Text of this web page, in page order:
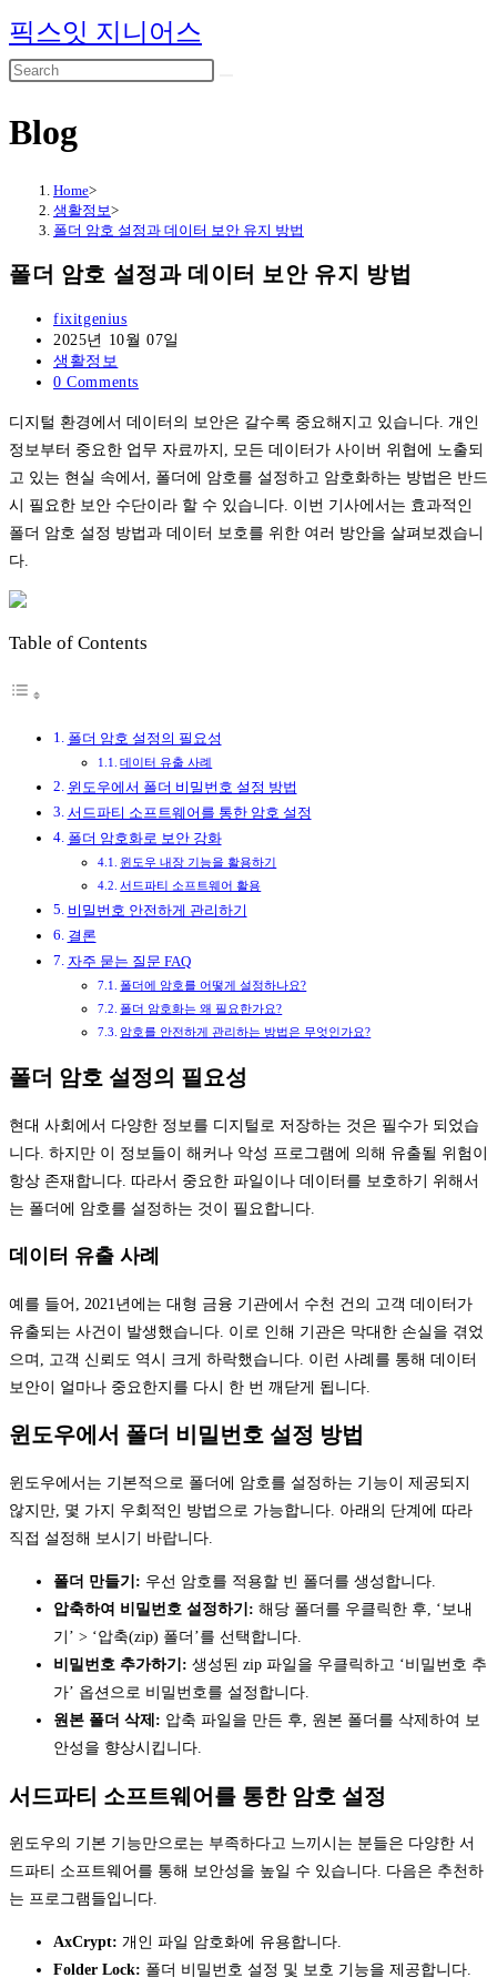
Skip
to
content
픽스잇 지니어스
Blog
Home>
생활정보>
폴더 암호 설정과 데이터 보안 유지 방법
폴더 암호 설정과 데이터 보안 유지 방법
Post
author:
fixitgenius
Post
published:
2025년 10월 07일
Post
category:
생활정보
Post
0 Comments
디지털 환경에서 데이터의 보안은 갈수록 중요해지고 있습니다. 개인
정보부터 중요한 업무 자료까지, 모든 데이터가 사이버 위협에 노출되
고 있는 현실 속에서, 폴더에 암호를 설정하고 암호화하는 방법은 반드
시 필요한 보안 수단이라 할 수 있습니다. 이번 기사에서는 효과적인
폴더 암호 설정 방법과 데이터 보호를 위한 여러 방안을 살펴보겠습니
다.
Table of Contents
폴더 암호 설정의 필요성
데이터 유출 사례
윈도우에서 폴더 비밀번호 설정 방법
서드파티 소프트웨어를 통한 암호 설정
폴더 암호화로 보안 강화
윈도우 내장 기능을 활용하기
서드파티 소프트웨어 활용
비밀번호 안전하게 관리하기
결론
자주 묻는 질문 FAQ
폴더에 암호를 어떻게 설정하나요?
폴더 암호화는 왜 필요한가요?
암호를 안전하게 관리하는 방법은 무엇인가요?
폴더 암호 설정의 필요성
현대 사회에서 다양한 정보를 디지털로 저장하는 것은 필수가 되었습
니다. 하지만 이 정보들이 해커나 악성 프로그램에 의해 유출될 위험이
항상 존재합니다. 따라서 중요한 파일이나 데이터를 보호하기 위해서
는 폴더에 암호를 설정하는 것이 필요합니다.
데이터 유출 사례
예를 들어, 2021년에는 대형 금융 기관에서 수천 건의 고객 데이터가
유출되는 사건이 발생했습니다. 이로 인해 기관은 막대한 손실을 겪었
으며, 고객 신뢰도 역시 크게 하락했습니다. 이런 사례를 통해 데이터
보안이 얼마나 중요한지를 다시 한 번 깨닫게 됩니다.
윈도우에서 폴더 비밀번호 설정 방법
윈도우에서는 기본적으로 폴더에 암호를 설정하는 기능이 제공되지
않지만, 몇 가지 우회적인 방법으로 가능합니다. 아래의 단계에 따라
직접 설정해 보시기 바랍니다.
폴더 만들기: 우선 암호를 적용할 빈 폴더를 생성합니다.
압축하여 비밀번호 설정하기: 해당 폴더를 우클릭한 후, ‘보내
기’ > ‘압축(zip) 폴더’를 선택합니다.
비밀번호 추가하기: 생성된 zip 파일을 우클릭하고 ‘비밀번호 추
가’ 옵션으로 비밀번호를 설정합니다.
원본 폴더 삭제: 압축 파일을 만든 후, 원본 폴더를 삭제하여 보
안성을 향상시킵니다.
서드파티 소프트웨어를 통한 암호 설정
윈도우의 기본 기능만으로는 부족하다고 느끼시는 분들은 다양한 서
드파티 소프트웨어를 통해 보안성을 높일 수 있습니다. 다음은 추천하
는 프로그램들입니다.
AxCrypt: 개인 파일 암호화에 유용합니다.
Folder Lock: 폴더 비밀번호 설정 및 보호 기능을 제공합니다.